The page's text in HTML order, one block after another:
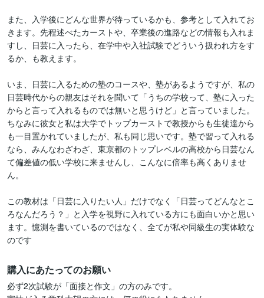
また、入学後にどんな世界が待っているかも、参考として入れてお
きます。先程述べたカーストや、卒業後の進路などの情報も入れま
すし、日芸に入ったら、在学中や入社試験でどういう扱われ方をす
るか、も教えます。
いま、日芸に入るための塾のコースや、塾があるようですが、私の
日芸時代からの親友はそれを聞いて「うちの学校って、塾に入った
からと言って入れるものでは無いと思うけど」と言っていました。
ちなみに彼女と私は大学でトップカーストで教授からも生徒達から
も一目置かれていましたが、私も同じ思いです。塾で習って入れる
なら、みんなわざわざ、東京都のトップレベルの高校から日芸なん
て偏差値の低い学校に来ませんし、こんなに倍率も高くありませ
ん。
この教材は「日芸に入りたい人」だけでなく「日芸ってどんなとこ
ろなんだろう？」と入学を視野に入れている方にも面白いかと思い
ます。憶測を書いているのではなく、全てが私や同級生の実体験な
のです
購入にあたってのお願い
必ず2次試験が「面接と作文」の方のみです。